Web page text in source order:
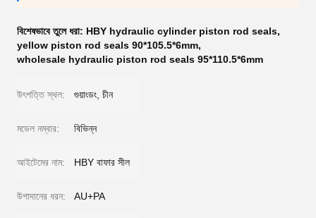
বিশেষভাবে তুলে ধরা: HBY hydraulic cylinder piston rod seals,
yellow piston rod seals 90*105.5*6mm,
wholesale hydraulic piston rod seals 95*110.5*6mm
উৎপত্তি স্থল: গুয়াংডং, চীন
মডেল নম্বার: বিভিন্ন
আইটেমের নাম: HBY বাফার সীল
উপাদানের ধরন: AU+PA